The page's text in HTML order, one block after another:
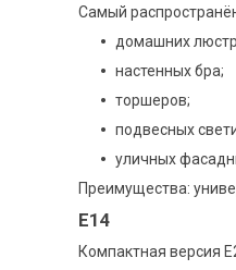
Самый
домашних
настенных бра;
торшеров;
подвесных
уличных
Преимущества:
Е14
Компактная версия